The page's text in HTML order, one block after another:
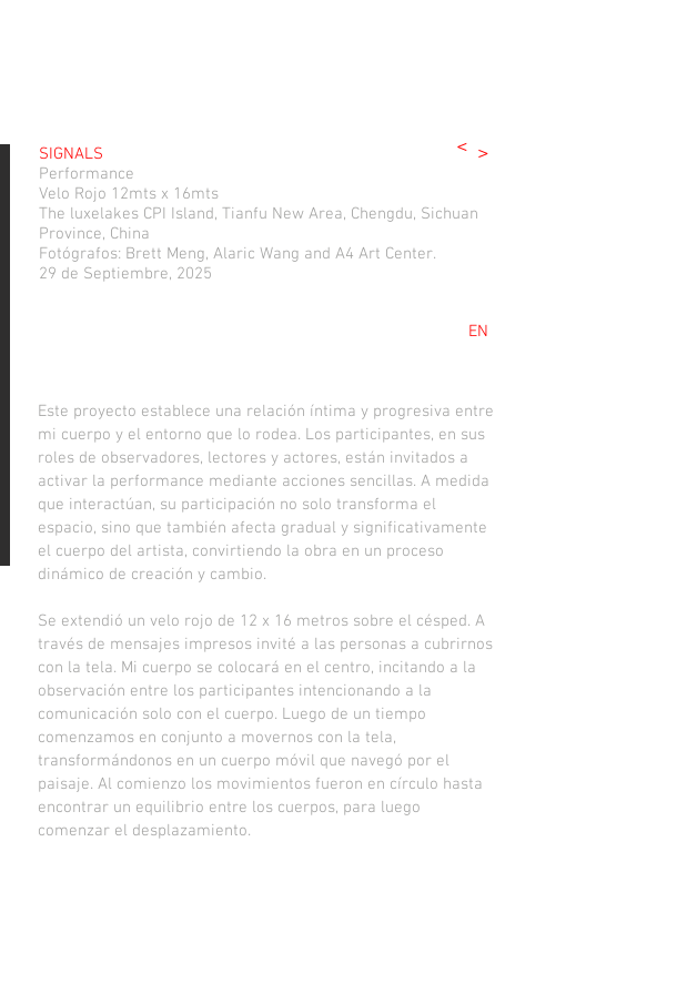
SIGNALS
Performance
Velo Rojo 12mts x 16mts
The luxelakes CPI Island, Tianfu New Area, Chengdu, Sichuan
Province, China
Fotógrafos: Brett Meng, Alaric Wang and A4 Art Center.
29 de Septiembre, 2025
>
<
EN
Este proyecto establece una relación íntima y progresiva entre
mi cuerpo y el entorno que lo rodea. Los participantes, en sus
roles de observadores, lectores y actores, están invitados a
activar la performance mediante acciones sencillas. A medida
que interactúan, su participación no solo transforma el
espacio, sino que también afecta gradual y significativamente
el cuerpo del artista, convirtiendo la obra en un proceso
dinámico de creación y cambio.
Se extendió un velo rojo de 12 x 16 metros sobre el césped. A
través de mensajes impresos invité a las personas a cubrirnos
con la tela. Mi cuerpo se colocará en el centro, incitando a la
observación entre los participantes intencionando a la
comunicación solo con el cuerpo. Luego de un tiempo
comenzamos en conjunto a movernos con la tela,
transformándonos en un cuerpo móvil que navegó por el
paisaje. Al comienzo los movimientos fueron en círculo hasta
encontrar un equilibrio entre los cuerpos, para luego
comenzar el desplazamiento.